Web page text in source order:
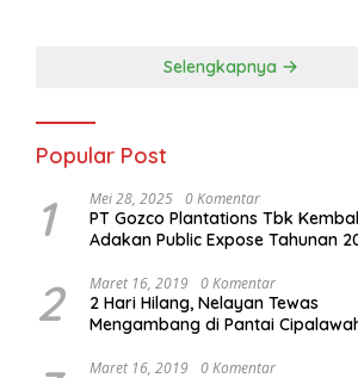
Selengkapnya
Popular Post
1 Mei 28, 2025 0 Komentar
PT Gozco Plantations Tbk
Adakan Public Expose Tahunan
2 Maret 16, 2019 0 Komentar
2 Hari Hilang, Nelayan Tewas
Mengambang di Pantai
Maret 16, 2019 0 Komentar